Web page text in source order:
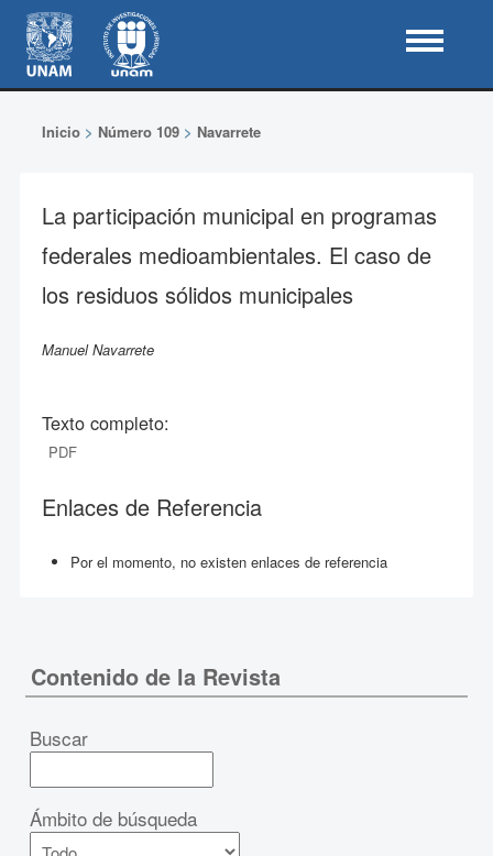
Inicio> Número 109> Navarrete
La participación municipal en programas
federales medioambientales. El caso de
los residuos sólidos municipales
Manuel Navarrete
Texto completo:
PDF
Enlaces de Referencia
Por el momento, no existen enlaces de referencia
Contenido de la Revista
Buscar
Ámbito de búsqueda